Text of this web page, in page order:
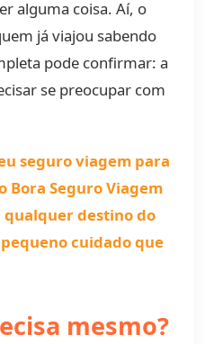
alguma coisa. Aí, o
já viajou sabendo
pode confirmar: a
se preocupar com
seguro viagem para
Bora Seguro Viagem
destino do
cuidado que
mesmo?